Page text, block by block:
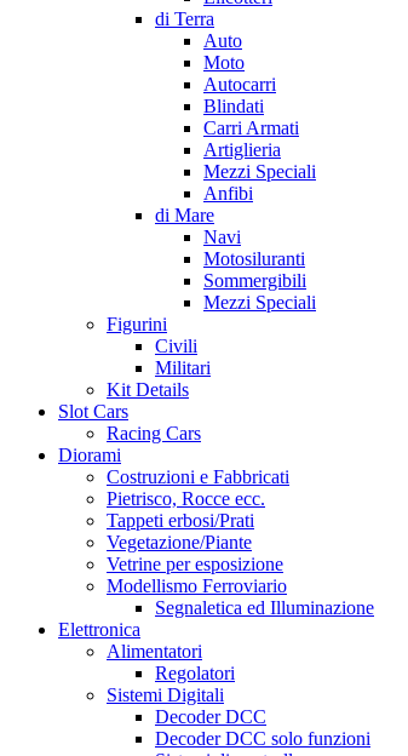
di Terra
Auto
Moto
Autocarri
Blindati
Carri Armati
Artiglieria
Mezzi Speciali
Anfibi
di Mare
Navi
Motosiluranti
Sommergibili
Mezzi Speciali
Figurini
Civili
Militari
Kit Details
Slot Cars
Racing Cars
Diorami
Costruzioni e Fabbricati
Pietrisco, Rocce ecc.
Tappeti erbosi/Prati
Vegetazione/Piante
Vetrine per esposizione
Modellismo Ferroviario
Segnaletica ed Illuminazione
Elettronica
Alimentatori
Regolatori
Sistemi Digitali
Decoder DCC
Decoder DCC solo funzioni